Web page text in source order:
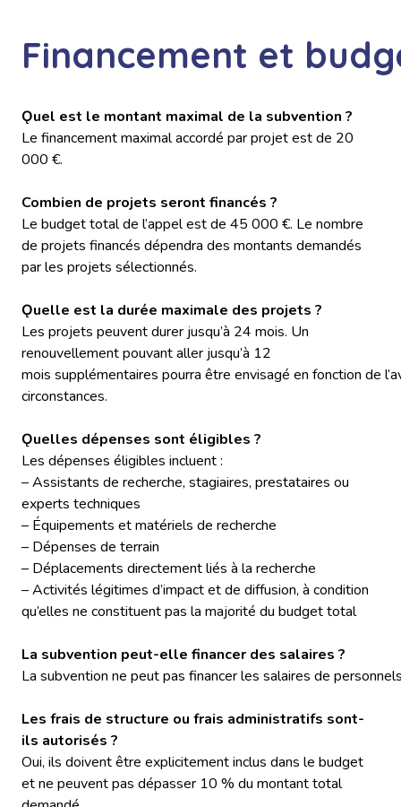
Financement et
Ǫuel est le montant maximal de la subvention ?
Le financement maximal accordé par projet est de 20
000 €.
Combien de projets seront financés ?
Le budget total de l’appel est de 45 000 €. Le nombre
de projets financés dépendra des montants demandés
par les projets sélectionnés.
Ǫuelle est la durée maximale des projets ?
Les projets peuvent durer jusqu’à 24 mois. Un
renouvellement pouvant aller jusqu’à 12
mois supplémentaires pourra être envisagé en fonction de
circonstances.
Ǫuelles dépenses sont éligibles ?
Les dépenses éligibles incluent :
– Assistants de recherche, stagiaires, prestataires ou
experts techniques
– Équipements et matériels de recherche
– Dépenses de terrain
– Déplacements directement liés à la recherche
– Activités légitimes d’impact et de diffusion, à condition
qu’elles ne constituent pas la majorité du budget total
La subvention peut-elle financer des salaires ?
La subvention ne peut pas financer les salaires de
Les frais de structure ou frais administratifs sont-
ils autorisés ?
Oui, ils doivent être explicitement inclus dans le budget
et ne peuvent pas dépasser 10 % du montant total